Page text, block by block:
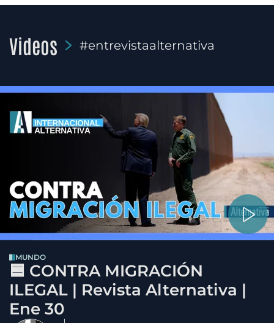
Videos #entrevistaalternativa
MUNDO
🟦 CONTRA MIGRACIÓN
ILEGAL | Revista Alternativa |
Ene 30